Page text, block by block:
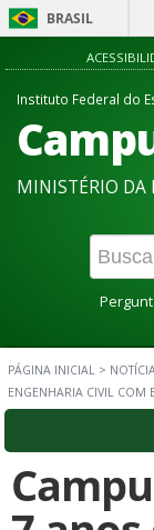
BRASIL
Instituto Federal do
MINISTÉRIO DA
PÁGINA INICIAL >
ENGENHARIA CIVIL COM